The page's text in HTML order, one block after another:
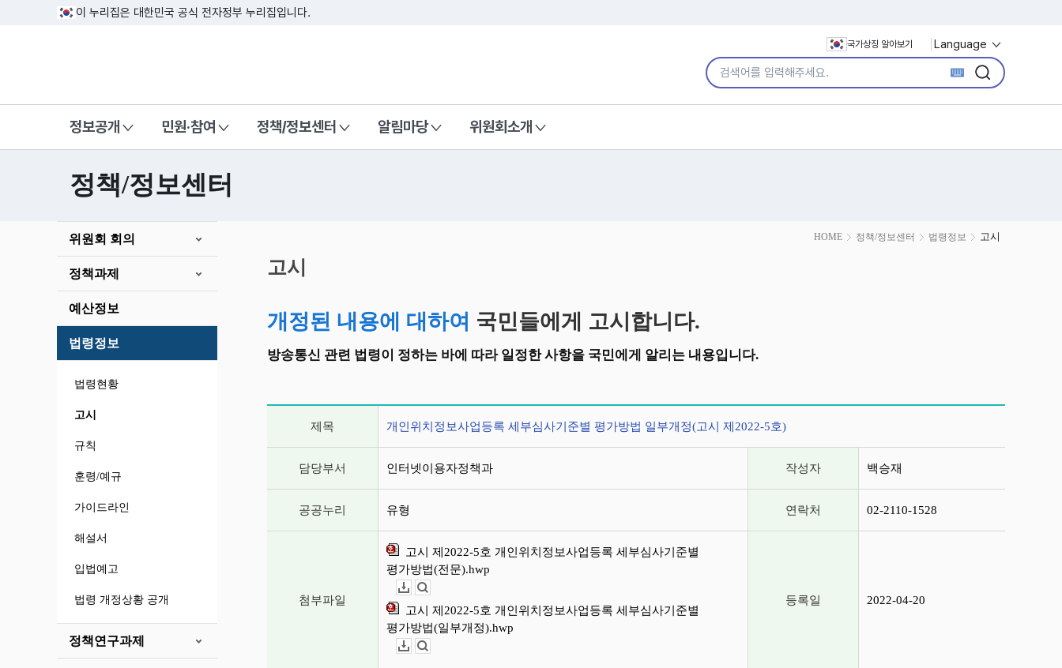
이 누리집은 대한민국 공식 전자정부 누리집입니다.
국가상징 알아보기 Language
통합검색어 입력
검색
검색
정보공개 민원·참여 정책/정보센터 알림마당 위원회소개
정책/정보센터
위원회 회의
정책과제
예산정보
법령정보
법령현황
고시
규칙
훈령/예규
가이드라인
해설서
입법예고
법령 개정상황 공개
정책연구과제
HOME 정책/정보센터 법령정보 고시
시
작
고시
개정된 내용에 대하여 국민들에게 고시합니다.
방송통신 관련 법령이 정하는 바에 따라 일정한 사항을 국민에게 알리는 내용입니다.
제목 개인위치정보사업등록 세부심사기준별 평가방법 일부개정(고시 제2022-5호)
담당부서 인터넷이용자정책과 작성자 백승재
공공누리 유형 연락처 02-2110-1528
첨부파일
고시 제2022-5호 개인위치정보사업등록 세부심사기준별
평가방법(전문).hwp
고시 제2022-5호 개인위치정보사업등록 세부심사기준별
평가방법(일부개정).hwp
등록일 2022-04-20